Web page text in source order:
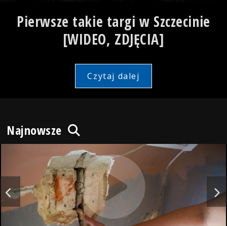
Pierwsze takie targi w Szczecinie
[WIDEO, ZDJĘCIA]
Czytaj dalej
Najnowsze